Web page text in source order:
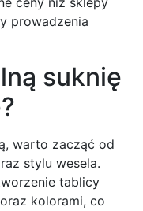
prowadzenia
suknię
warto zacząć od
stylu wesela.
tablicy
kolorami, co